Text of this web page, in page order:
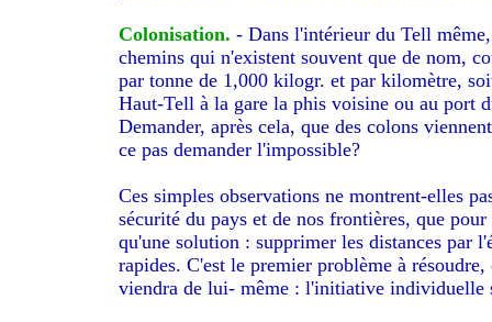
Colonisation. - Dans l'intérieur du Tell
chemins qui n'existent souvent que de nom,
par tonne de 1,000 kilogr. et par kilomètre,
Haut-Tell à la gare la phis voisine ou au port
Demander, après cela, que des colons
ce pas demander l'impossible?
Ces simples observations ne montrent-elles
sécurité du pays et de nos frontières, que
qu'une solution : supprimer les distances par
rapides. C'est le premier problème à
viendra de lui- même : l'initiative individuelle